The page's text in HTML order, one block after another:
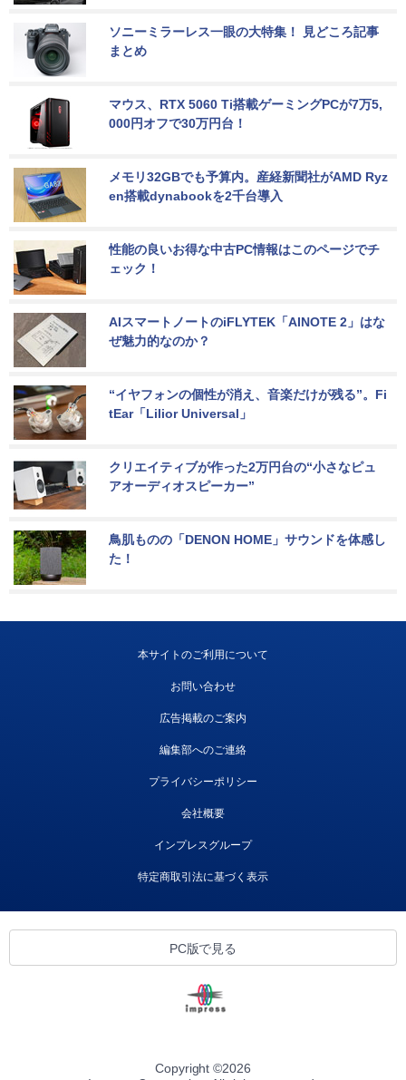
ソニーミラーレス一眼の大特集！ 見どころ記事
まとめ
マウス、RTX 5060 Ti搭載ゲーミングPCが7万5,
000円オフで30万円台！
メモリ32GBでも予算内。産経新聞社がAMD Ryz
en搭載dynabookを2千台導入
性能の良いお得な中古PC情報はこのページでチ
ェック！
AIスマートノートのiFLYTEK「AINOTE 2」はな
ぜ魅力的なのか？
“イヤフォンの個性が消え、音楽だけが残る”。Fi
tEar「Lilior Universal」
クリエイティブが作った2万円台の“小さなピュ
アオーディオスピーカー”
鳥肌ものの「DENON HOME」サウンドを体感し
た！
本サイトのご利用について
お問い合わせ
広告掲載のご案内
編集部へのご連絡
プライバシーポリシー
会社概要
インプレスグループ
特定商取引法に基づく表示
PC版で見る
Copyright ©2026